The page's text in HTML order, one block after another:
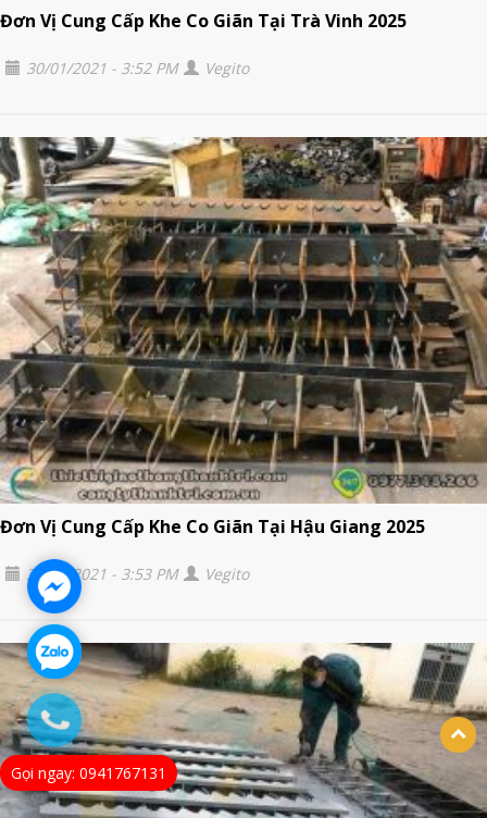
Đơn Vị Cung Cấp Khe Co Giãn Tại Trà Vinh 2025
30/01/2021 - 3:52 PM Vegito
Đơn Vị Cung Cấp Khe Co Giãn Tại Hậu Giang 2025
30/01/2021 - 3:53 PM Vegito
Gọi ngay: 0941767131